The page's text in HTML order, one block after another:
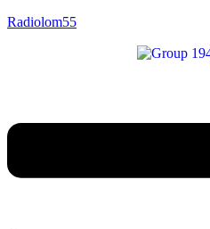
Radiolom55